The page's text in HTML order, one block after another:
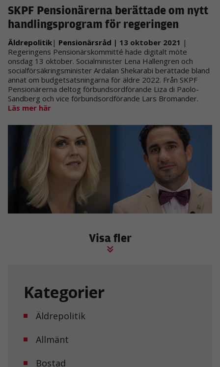
Kategorier
Äldrepolitik
Allmänt
Bostad
SKPF Pensionärerna berättade om nytt
handlingsprogram för regeringen
Äldrepolitik | Pensionärsråd | 13 oktober 2021 |
Regeringens Pensionärskommitté hade digitalt möte
onsdag 13 oktober. Socialminister Lena Hallengren och
socialförsäkringsminister Ardalan Shekarabi berättade bland
annat om budgetsatsningarna för äldre 2022. Från SKPF
Pensionärerna deltog förbundsordförande Liza di Paolo-
Sandberg och vice förbundsordförande Lars Bromander.
Läs mer här
Visa fler